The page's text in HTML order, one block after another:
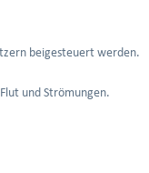
beigesteuert werden.
und Strömungen.